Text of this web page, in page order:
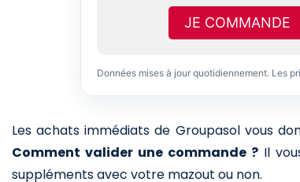
JE COMMANDE
Données mises à jour quotidiennement. Les
Les achats immédiats de Groupasol vous
Comment valider une commande ? Il
suppléments avec votre mazout ou non.